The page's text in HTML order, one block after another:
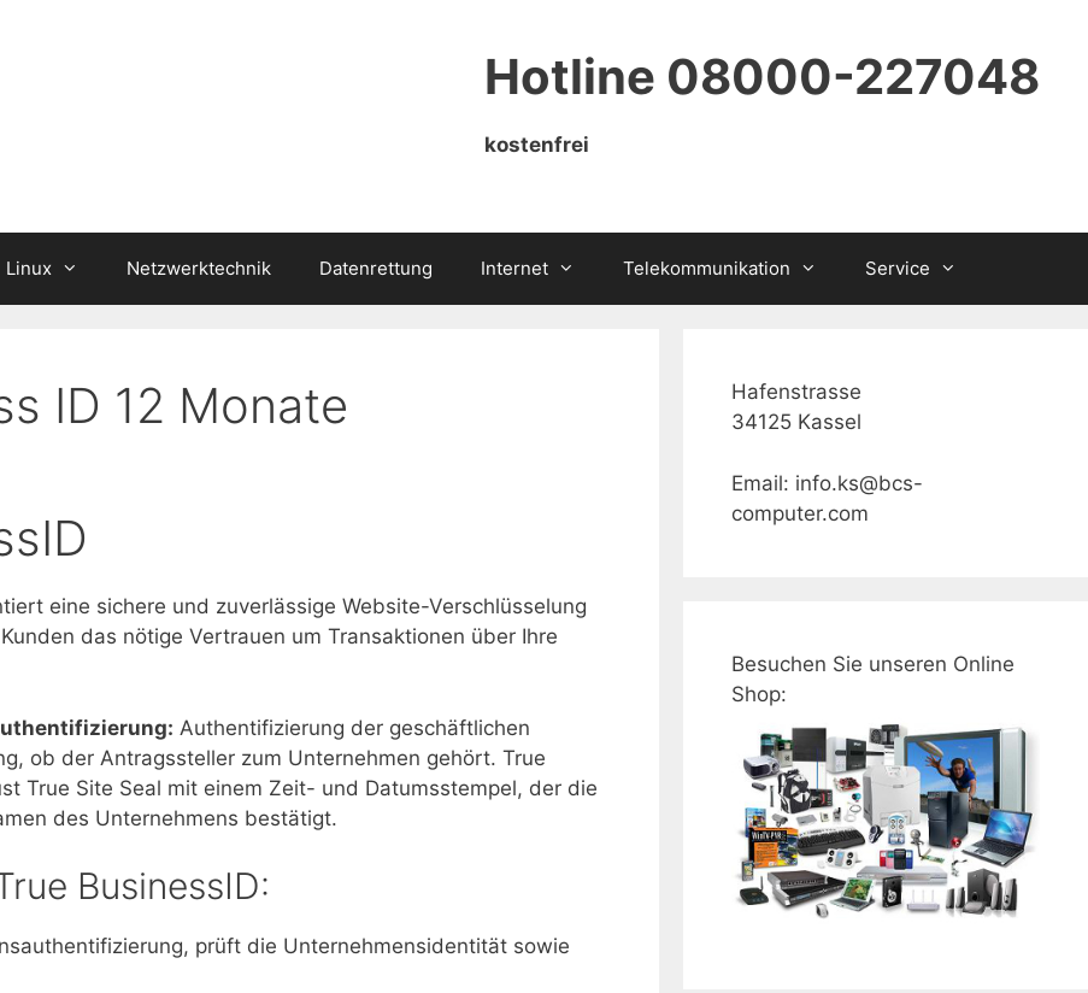
Hotline 08000-227048
kostenfrei
Linux Netzwerktechnik Datenrettung Internet Telekommunikation Service
ID 12 Monate
eine sichere und zuverlässige Website-Verschlüsselung
das nötige Vertrauen um Transaktionen über Ihre
Authentifizierung der geschäftlichen
ob der Antragssteller zum Unternehmen gehört. True
True Site Seal mit einem Zeit- und Datumsstempel, der die
des Unternehmens bestätigt.
BusinessID:
prüft die Unternehmensidentität sowie
Hafenstrasse
34125 Kassel
Email: info.ks@bcs-
computer.com
Besuchen Sie unseren Online
Shop: